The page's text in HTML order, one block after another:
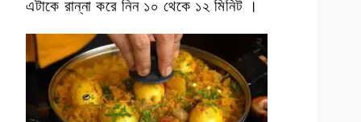
এটাকে রান্না করে নিন ১০ থেকে ১২ মিনিট ।